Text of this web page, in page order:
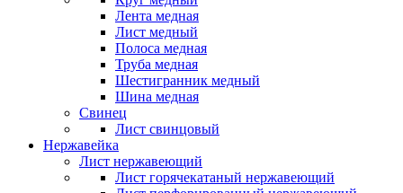
Лента медная
Лист медный
Полоса медная
Труба медная
Шестигранник медный
Шина медная
Свинец
Лист свинцовый
Нержавейка
Лист нержавеющий
Лист горячекатаный нержавеющий